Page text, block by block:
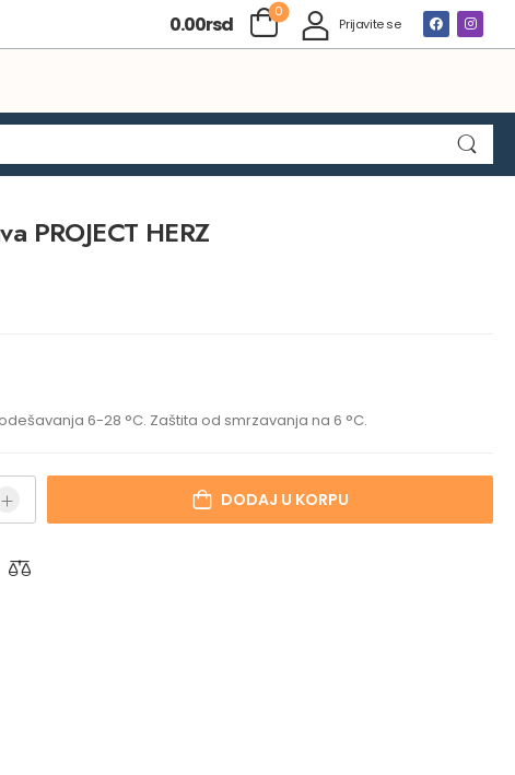
0.00rsd
0
Prijavite se
PROJECT HERZ
6-28 °C. Zaštita od smrzavanja na 6 °C.
DODAJ U KORPU